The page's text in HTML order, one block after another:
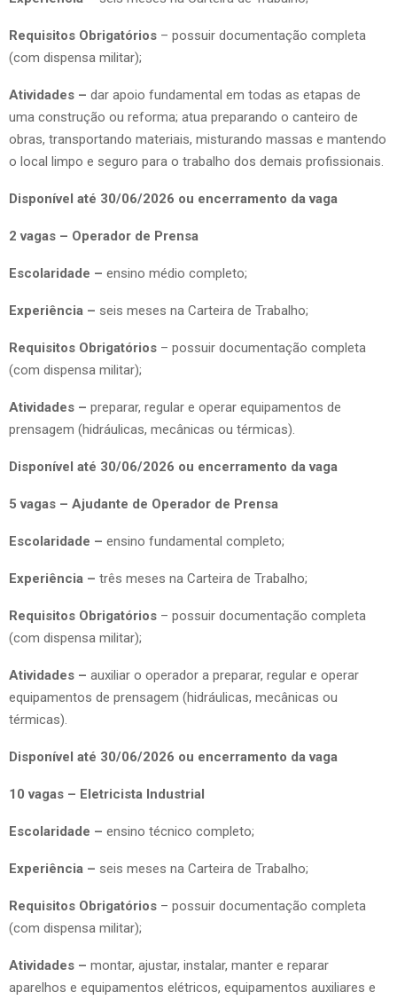
Requisitos Obrigatórios – possuir documentação completa
(com dispensa militar);
Atividades – dar apoio fundamental em todas as etapas de
uma construção ou reforma; atua preparando o canteiro de
obras, transportando materiais, misturando massas e mantendo
o local limpo e seguro para o trabalho dos demais profissionais.
Disponível até 30/06/2026 ou encerramento da vaga
2 vagas – Operador de Prensa
Escolaridade – ensino médio completo;
Experiência – seis meses na Carteira de Trabalho;
Requisitos Obrigatórios – possuir documentação completa
(com dispensa militar);
Atividades – preparar, regular e operar equipamentos de
prensagem (hidráulicas, mecânicas ou térmicas).
Disponível até 30/06/2026 ou encerramento da vaga
5 vagas – Ajudante de Operador de Prensa
Escolaridade – ensino fundamental completo;
Experiência – três meses na Carteira de Trabalho;
Requisitos Obrigatórios – possuir documentação completa
(com dispensa militar);
Atividades – auxiliar o operador a preparar, regular e operar
equipamentos de prensagem (hidráulicas, mecânicas ou
térmicas).
Disponível até 30/06/2026 ou encerramento da vaga
10 vagas – Eletricista Industrial
Escolaridade – ensino técnico completo;
Experiência – seis meses na Carteira de Trabalho;
Requisitos Obrigatórios – possuir documentação completa
(com dispensa militar);
Atividades – montar, ajustar, instalar, manter e reparar
aparelhos e equipamentos elétricos, equipamentos auxiliares e